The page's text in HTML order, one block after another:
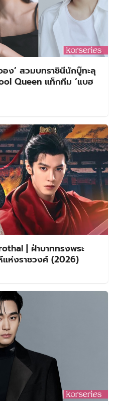
ง’ สวมบทราชินีนักบู๊ทะลุ
Queen แท็กทีม ‘แบฮ
| ฝ่าบาททรงพระ
ห่งราชวงศ์ (2026)